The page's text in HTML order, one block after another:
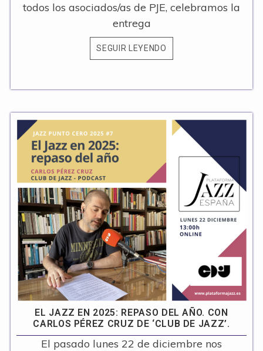
todos los asociados/as de PJE, celebramos la
entrega
SEGUIR LEYENDO
EL JAZZ EN 2025: REPASO DEL AÑO. CON
CARLOS PÉREZ CRUZ DE ‘CLUB DE JAZZ’.
El pasado lunes 22 de diciembre nos